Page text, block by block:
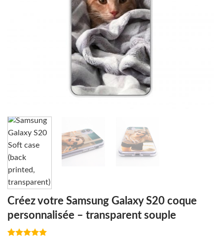
Créez votre Samsung Galaxy S20 coque
personnalisée – transparent souple